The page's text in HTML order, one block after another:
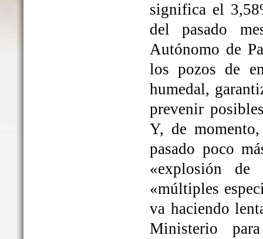
significa el
del pasado
Autónomo de
los pozos de
humedal,
prevenir
Y, de
pasado poco
«explosión
«múltiples
va haciendo
Ministerio